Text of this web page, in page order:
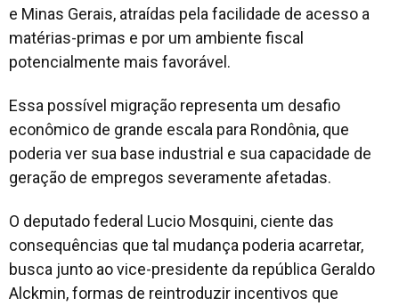
e Minas Gerais, atraídas pela facilidade de acesso a
matérias-primas e por um ambiente fiscal
potencialmente mais favorável.
Essa possível migração representa um desafio
econômico de grande escala para Rondônia, que
poderia ver sua base industrial e sua capacidade de
geração de empregos severamente afetadas.
O deputado federal Lucio Mosquini, ciente das
consequências que tal mudança poderia acarretar,
busca junto ao vice-presidente da república Geraldo
Alckmin, formas de reintroduzir incentivos que